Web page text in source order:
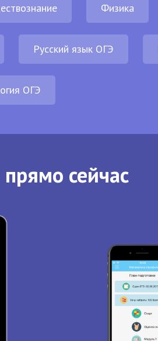
Физика
Русский язык ОГЭ
ОГЭ
сейчас